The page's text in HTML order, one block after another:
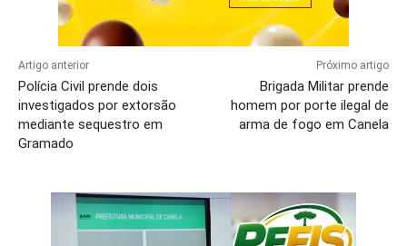
Artigo anterior
Polícia Civil prende dois
investigados por extorsão
mediante sequestro em
Gramado
Próximo artigo
Brigada Militar prende
homem por porte ilegal de
arma de fogo em Canela